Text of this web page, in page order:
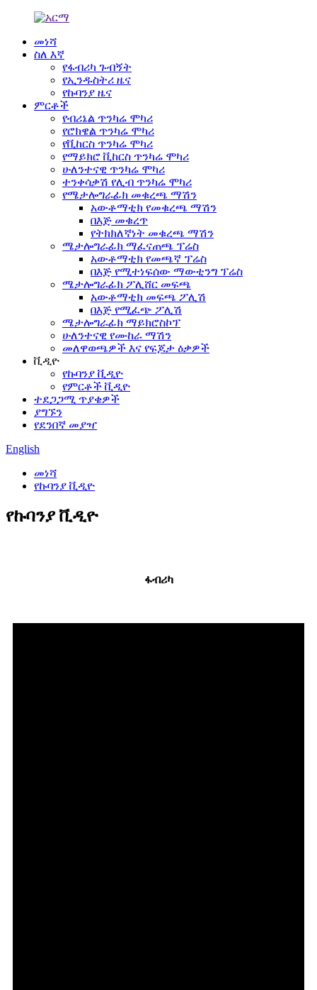
መነሻ
ስለ እኛ
የፋብሪካ ጉብኝት
የኢንዱስትሪ ዜና
የኩባንያ ዜና
ምርቶች
የብሪኔል ጥንካሬ ሞካሪ
የሮክዌል ጥንካሬ ሞካሪ
የቪከርስ ጥንካሬ ሞካሪ
የማይክሮ ቪከርስ ጥንካሬ ሞካሪ
ሁለንተናዊ ጥንካሬ ሞካሪ
ተንቀሳቃሽ የሊብ ጥንካሬ ሞካሪ
የሜታሎግራፊክ መቁረጫ ማሽን
አውቶማቲክ የመቁረጫ ማሽን
በእጅ መቁረጥ
የትክክለኛነት መቁረጫ ማሽን
ሜታሎግራፊክ ማፈናጠጫ ፕሬስ
አውቶማቲክ የመጫኛ ፕሬስ
በእጅ የሚተነፍሰው ማውቲንግ ፕሬስ
ሜታሎግራፊክ ፖሊሸር መፍጫ
አውቶማቲክ መፍጫ ፖሊሽ
በእጅ የሚፈጭ ፖሊሽ
ሜታሎግራፊክ ማይክሮስኮፕ
ሁለንተናዊ የሙከራ ማሽን
መለዋወጫዎች እና የፍጆታ ዕቃዎች
ቪዲዮ
የኩባንያ ቪዲዮ
የምርቶች ቪዲዮ
ተደጋጋሚ ጥያቄዎች
ያግኙን
የደንበኛ መያዣ
English
መነሻ
የኩባንያ ቪዲዮ
የኩባንያ ቪዲዮ
ፋብሪካ